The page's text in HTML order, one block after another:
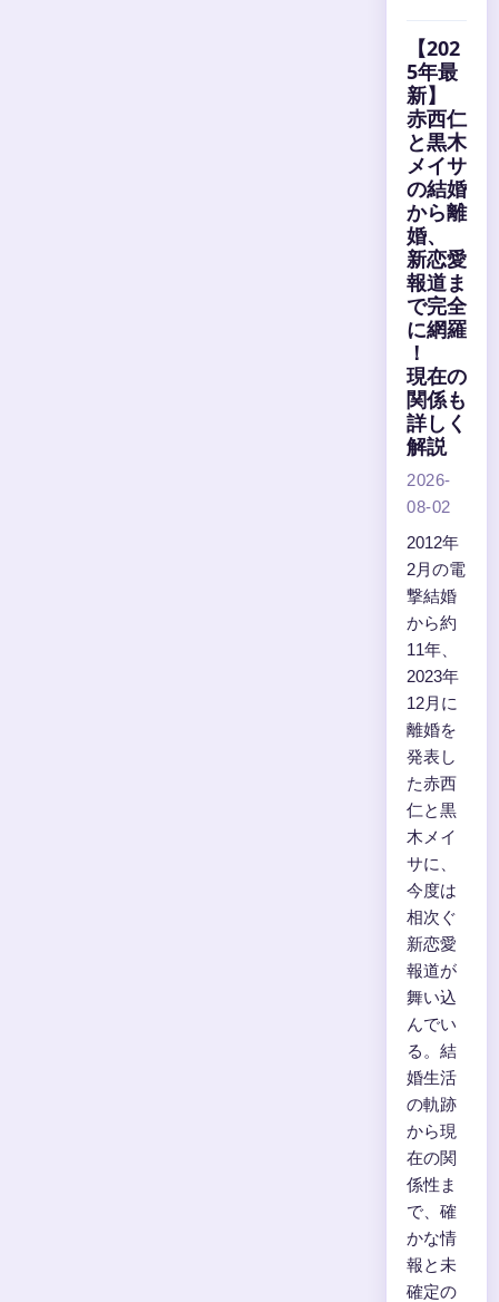
【202
5年最
新】
赤西仁
と黒木
メイサ
の結婚
から離
婚、
新恋愛
報道ま
で完全
に網羅
！
現在の
関係も
詳しく
解説
2026-
08-02
2012年
2月の電
撃結婚
から約
11年、
2023年
12月に
離婚を
発表し
た赤西
仁と黒
木メイ
サに、
今度は
相次ぐ
新恋愛
報道が
舞い込
んでい
る。結
婚生活
の軌跡
から現
在の関
係性ま
で、確
かな情
報と未
確定の